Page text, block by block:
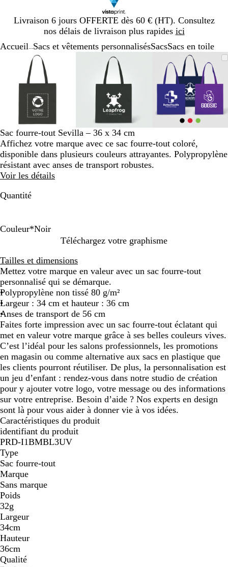
Livraison 6 jours OFFERTE dès 60 € (HT). Consultez
nos délais de livraison plus rapides ici
Diapositive
1
Accueil Sacs et vêtements personnalisésSacsSacs en toile
Image
zoomable
Zoom
au
minimum
Cliquez
pour
développer
Utilisez
les
touches
et
moins
pour
zoomer
et
les
touches
fléchées
Image
zoomable
Zoom
au
minimum
Cliquez
pour
développer
Utilisez
les
touches
et
moins
pour
zoomer
et
les
touches
Image
zoomable
Zoom
au
minimum
Cliquez
pour
Utilisez
les
touches
plus
et
moins
pour
et
les
Diapositive
Sac fourre-tout Sevilla – 36 x 34 cm
Affichez votre marque avec ce sac fourre-tout coloré,
disponible dans plusieurs couleurs attrayantes. Polypropylène
résistant avec anses de transport robustes.
Voir les détails
Quantité
Couleur*Noir
i
r
e
u
r
o
i
u
g
e
r
t
c
i
t
r
o
n
o
l
e
t
e
u
m
a
r
i
n
e
Téléchargez votre graphisme
Tailles et dimensions
Mettez votre marque en valeur avec un sac fourre-tout
personnalisé qui se démarque.
Polypropylène non tissé 80 g/m²
Largeur : 34 cm et hauteur : 36 cm
Anses de transport de 56 cm
Faites forte impression avec un sac fourre-tout éclatant qui
met en valeur votre marque grâce à ses belles couleurs vives.
C’est l’idéal pour les salons professionnels, les promotions
en magasin ou comme alternative aux sacs en plastique que
les clients pourront réutiliser. De plus, la personnalisation est
un jeu d’enfant : rendez-vous dans notre studio de création
pour y ajouter votre logo, votre message ou des informations
sur votre entreprise. Besoin d’aide ? Nos experts en design
sont là pour vous aider à donner vie à vos idées.
Caractéristiques du produit
identifiant du produit
PRD-I1BMBL3UV
Type
Sac fourre-tout
Marque
Sans marque
Poids
32g
Largeur
34cm
Hauteur
36cm
Qualité